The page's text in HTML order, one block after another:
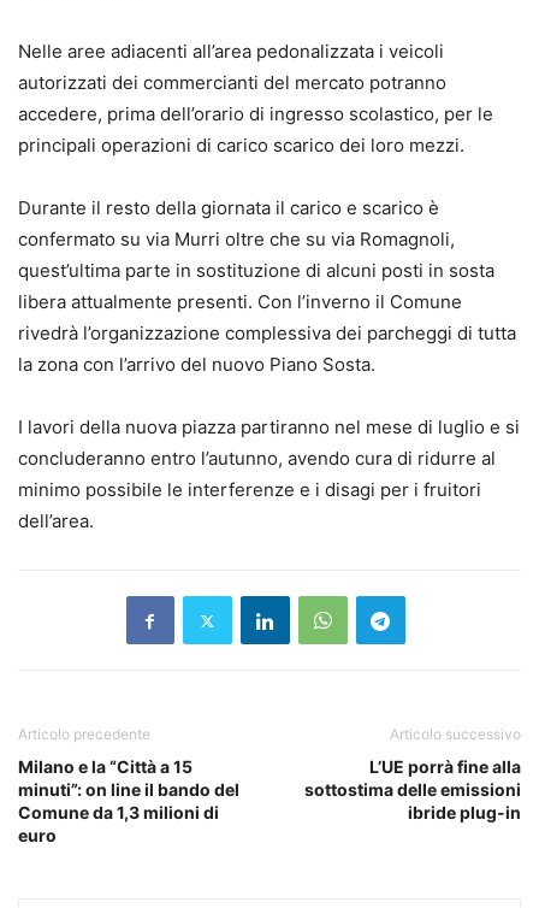
Nelle aree adiacenti all’area pedonalizzata i veicoli
autorizzati dei commercianti del mercato potranno
accedere, prima dell’orario di ingresso scolastico, per le
principali operazioni di carico scarico dei loro mezzi.
Durante il resto della giornata il carico e scarico è
confermato su via Murri oltre che su via Romagnoli,
quest’ultima parte in sostituzione di alcuni posti in sosta
libera attualmente presenti. Con l’inverno il Comune
rivedrà l’organizzazione complessiva dei parcheggi di tutta
la zona con l’arrivo del nuovo Piano Sosta.
I lavori della nuova piazza partiranno nel mese di luglio e si
concluderanno entro l’autunno, avendo cura di ridurre al
minimo possibile le interferenze e i disagi per i fruitori
dell’area.
Articolo precedente
Milano e la “Città a 15
minuti”: on line il bando del
Comune da 1,3 milioni di
euro
Articolo successivo
L’UE porrà fine alla
sottostima delle emissioni
ibride plug-in